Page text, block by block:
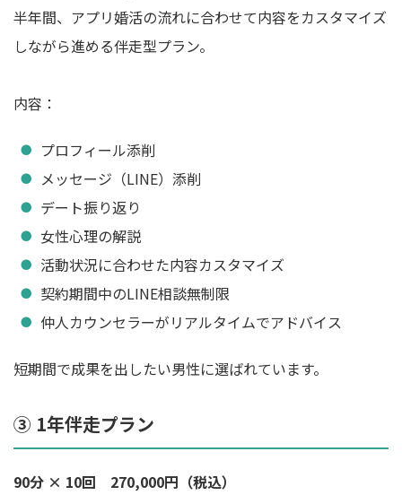
半年間、アプリ婚活の流れに合わせて内容をカスタマイズ
しながら進める伴走型プラン。
内容：
プロフィール添削
メッセージ（LINE）添削
デート振り返り
女性心理の解説
活動状況に合わせた内容カスタマイズ
契約期間中のLINE相談無制限
仲人カウンセラーがリアルタイムでアドバイス
短期間で成果を出したい男性に選ばれています。
③ 1年伴走プラン
90分 × 10回 270,000円（税込）